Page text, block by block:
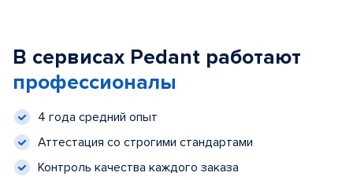
В сервисах Pedant работают
профессионалы
4 года средний опыт
Аттестация со строгими стандартами
Контроль качества каждого заказа